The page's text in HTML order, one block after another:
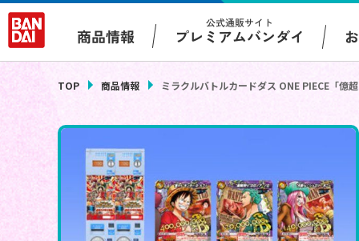
商品情報
公式通販サイト
プレミアムバンダイ
TOP 商品情報 ミラクルバトルカードダス ONE PIECE「億